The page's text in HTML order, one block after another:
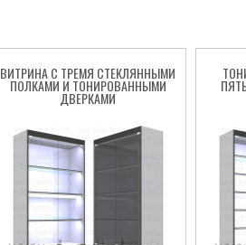
ВИТРИНА С ТРЕМЯ СТЕКЛЯННЫМИ
ПОЛКАМИ И ТОНИРОВАННЫМИ
ДВЕРКАМИ